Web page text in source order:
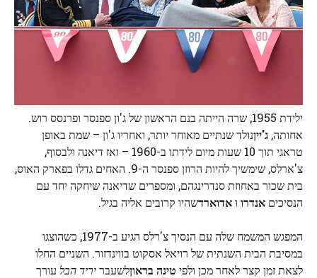
ילידת 1955, שרה הייתה בנם הראשון של ג'ון ספנסר ופרנסס רוש.
אחותה, ג'ייןנולד שנתיים מאוחר יותר, ואחריו ג'ון – שמת באופן
טראגי תוך 10 שעות מיום לידתו ב-1960 – ואז דיאנה ולבסוף,
צ'ארלס, שימשיך להיות הרוזן ספנסר ה-9. האחים גדלו בפארק האוס,
בית שכור באחוזת סנדרינגהם, ומספרים שדיאנה שיחקה יחד עם
הנסיכים אנדרו ואדוארדשהיו קרובים אליה בגיל.
המפגש המשמח שלה עם הנסיך צ'רלס הגיע ב-1977, כשהוצגו
במסיבת הבית השנתית של רויאל אסקוט בווינדזור. השניים החלו
לצאת זמן קצר לאחר מכן ולפי טינה בראוןלשעבריריד הבל עורך